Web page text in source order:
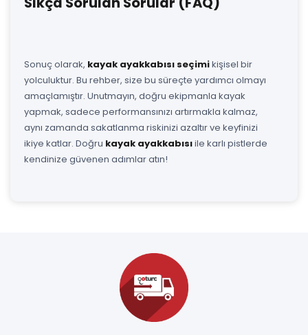
Sonuç olarak, kayak ayakkabısı seçimikişisel bir
yolculuktur. Bu rehber, size bu süreçte yardımcı olmayı
amaçlamıştır. Unutmayın, doğru ekipmanla kayak
yapmak, sadece performansınızı artırmakla kalmaz,
aynı zamanda sakatlanma riskinizi azaltır ve keyfinizi
ikiye katlar. Doğru kayak ayakkabısıile karlı pistlerde
kendinize güvenen adımlar atın!